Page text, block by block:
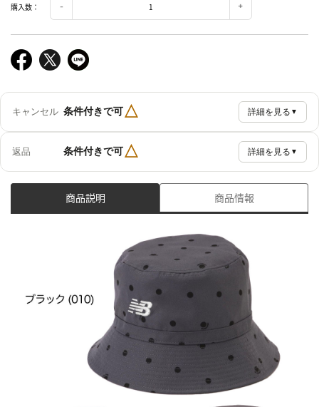
購入数：
キャンセル 条件付きで可△ 詳細を見る ▼
返品 条件付きで可△ 詳細を見る ▼
商品説明 商品情報